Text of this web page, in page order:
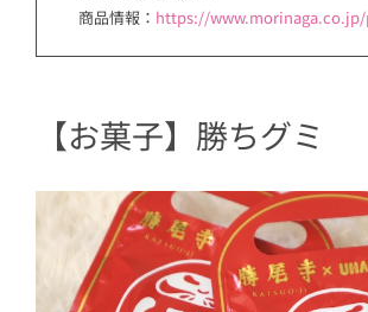
商品情報： https://
【お菓子】勝ちグミ